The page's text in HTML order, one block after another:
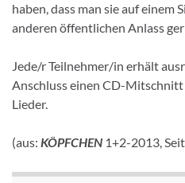
haben, dass man sie auf
anderen öffentlichen Anlass
Jede/r Teilnehmer/in erhält
Anschluss einen CD-
Lieder.
(aus: KÖPFCHEN 1+2-2013,